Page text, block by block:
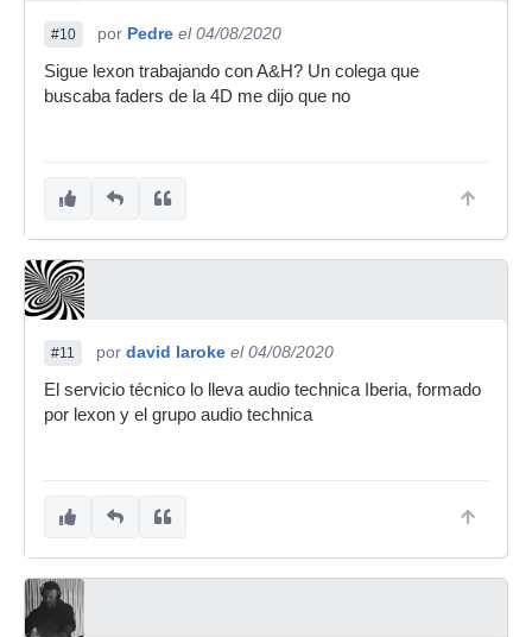
#10 por Pedre el 04/08/2020
Sigue lexon trabajando con A&H? Un colega que
buscaba faders de la 4D me dijo que no
#11 por david laroke el 04/08/2020
El servicio técnico lo lleva audio technica Iberia, formado
por lexon y el grupo audio technica